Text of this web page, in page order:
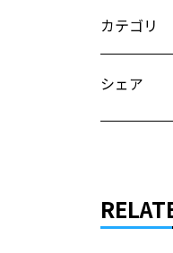
カテゴリ
シェア